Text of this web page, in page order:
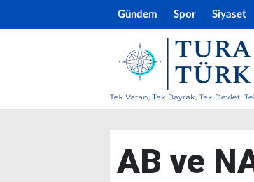
Gündem Spor Siyaset
AB ve